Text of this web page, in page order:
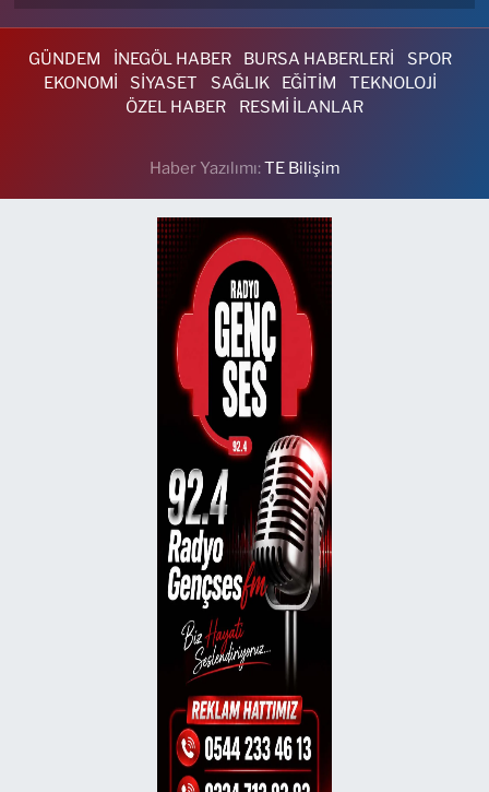
GÜNDEM İNEGÖL HABER BURSA HABERLERİ
SPOR
EKONOMİ
SİYASET SAĞLIK EĞİTİM
TEKNOLOJİ
ÖZEL HABER
RESMİ İLANLAR
Haber Yazılımı:TE Bilişim